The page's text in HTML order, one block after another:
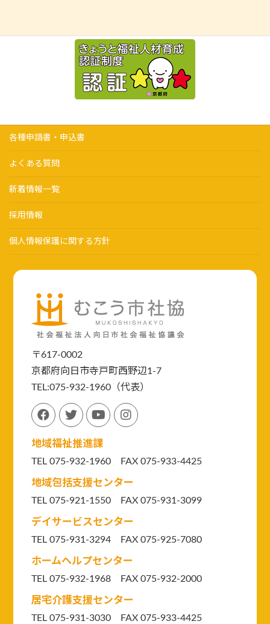
各種申請書・申込書
よくある質問
新着情報一覧
採用情報
個人情報保護に関する方針
〒617-0002
京都府向日市寺戸町西野辺1-7
TEL:075-932-1960（代表）
地域福祉推進課
TEL 075-932-1960 FAX 075-933-4425
地域包括支援センター
TEL 075-921-1550 FAX 075-931-3099
デイサービスセンター
TEL 075-931-3294 FAX 075-925-7080
ホームヘルプセンター
TEL 075-932-1968 FAX 075-932-2000
居宅介護支援センター
TEL 075-931-3030 FAX 075-933-4425